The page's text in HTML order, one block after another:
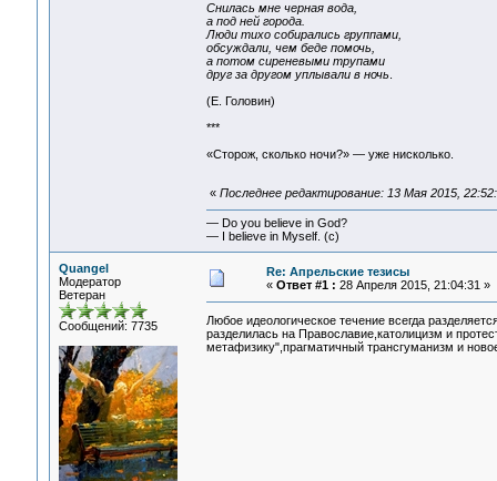
Снилась мне черная вода,
а под ней города.
Люди тихо собирались группами,
обсуждали, чем беде помочь,
а потом сиреневыми трупами
друг за другом уплывали в ночь
(Е. Головин)
***
«Сторож, сколько ночи?» — уже нисколько.
« Последнее редактирование: 13 Мая 2015,
— Do you believe in God?
— I believe in Myself. (c)
Quangel
Модератор
Ветеран
Сообщений: 7735
Re: Апрельские тезисы
« Ответ #1 : 28 Апреля 2015, 21:04:31 »
Любое идеологическое течение всегда
разделилась на Православие,католицизм и
метафизику",прагматичный трансгуманизм и